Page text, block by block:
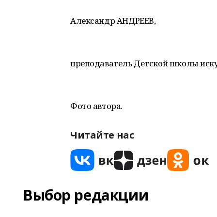
Александр АНДРЕЕВ,
преподаватель Детской школы
Фото автора.
Читайте нас
Выбор редакции